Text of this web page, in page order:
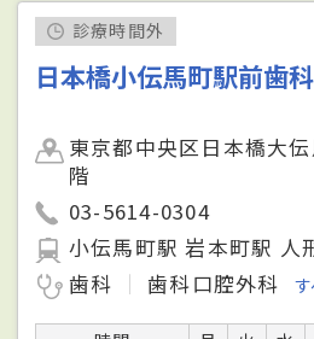
診療時間外
日本橋小伝馬町駅前歯
東京都中央区日本橋大
階
03-5614-0304
小伝馬町駅 岩本町駅 人
歯科
歯科口腔外科